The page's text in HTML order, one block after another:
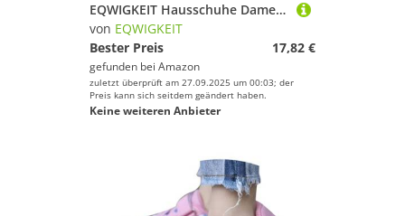
EQWIGKEIT Hausschuhe Damen, Orthopädische Schuhe Damen Mesh Atmungsaktive Hausschuhe Air Cushion Slip On Diabetiker Wanderschuhe Sommer Leichte Slippers rutschfest Pantoffeln Freizeit Sportschuhe
von EQWIGKEIT
Bester Preis
17,82 €
gefunden bei Amazon
zuletzt überprüft am 27.09.2025 um 00:03; der
Preis kann sich seitdem geändert haben.
Keine weiteren Anbieter